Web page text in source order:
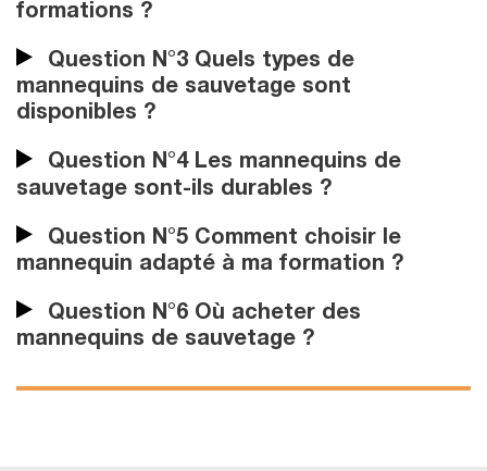
formations ?
Question N°3 Quels types de
mannequins de sauvetage sont
disponibles ?
Question N°4 Les mannequins de
sauvetage sont-ils durables ?
Question N°5 Comment choisir le
mannequin adapté à ma formation ?
Question N°6 Où acheter des
mannequins de sauvetage ?